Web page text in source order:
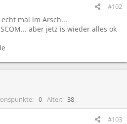
#102
mal im Arsch...
aber jetz is wieder alles ok
0 Alter 38
#103